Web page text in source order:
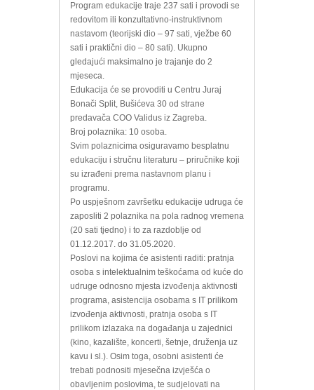
Program edukacije traje 237 sati i provodi se
redovitom ili konzultativno-instruktivnom
nastavom (teorijski dio – 97 sati, vježbe 60
sati i praktični dio – 80 sati). Ukupno
gledajući maksimalno je trajanje do 2
mjeseca.
Edukacija će se provoditi u Centru Juraj
Bonači Split, Bušićeva 30 od strane
predavača COO Validus iz Zagreba.
Broj polaznika: 10 osoba.
Svim polaznicima osiguravamo besplatnu
edukaciju i stručnu literaturu – priručnike koji
su izrađeni prema nastavnom planu i
programu.
Po uspješnom završetku edukacije udruga će
zaposliti 2 polaznika na pola radnog vremena
(20 sati tjedno) i to za razdoblje od
01.12.2017. do 31.05.2020.
Poslovi na kojima će asistenti raditi: pratnja
osoba s intelektualnim teškoćama od kuće do
udruge odnosno mjesta izvođenja aktivnosti
programa, asistencija osobama s IT prilikom
izvođenja aktivnosti, pratnja osoba s IT
prilikom izlazaka na događanja u zajednici
(kino, kazalište, koncerti, šetnje, druženja uz
kavu i sl.). Osim toga, osobni asistenti će
trebati podnositi mjesečna izvješća o
obavljenim poslovima, te sudjelovati na